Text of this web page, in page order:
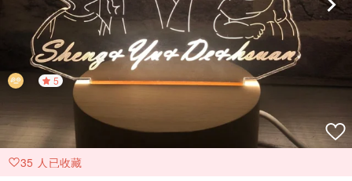
5
35 人已收藏